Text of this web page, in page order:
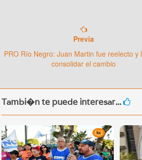
Previa
PRO Río Negro: Juan Martin fue reelecto y
consolidar el cambio
Tambi�n te puede interesar...